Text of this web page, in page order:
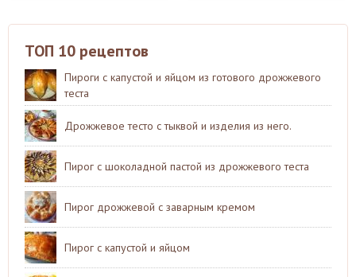
ТОП 10 рецептов
Пироги с капустой и яйцом из готового дрожжевого
теста
Дрожжевое тесто с тыквой и изделия из него.
Пирог с шоколадной пастой из дрожжевого теста
Пирог дрожжевой с заварным кремом
Пирог с капустой и яйцом